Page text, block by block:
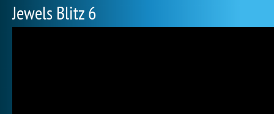
Jewels Blitz 6